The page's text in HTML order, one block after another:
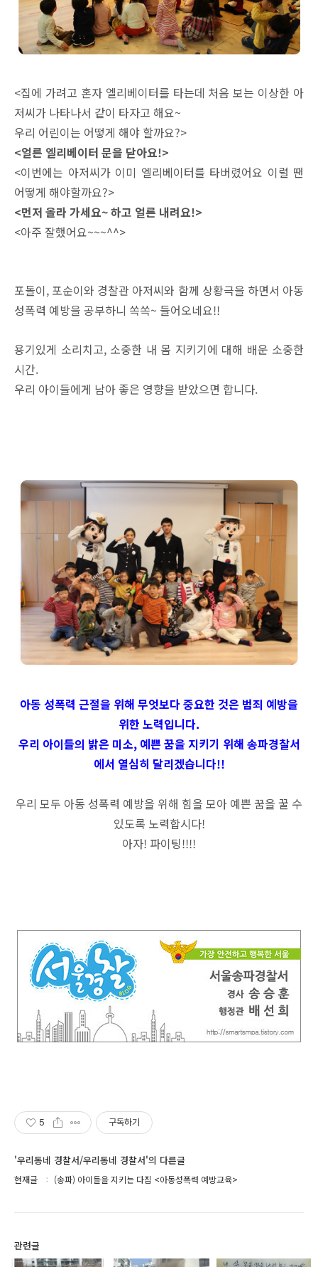
<집에 가려고 혼자 엘리베이터를 타는데 처음 보는 이상한 아
저씨가 나타나서 같이 타자고 해요~
우리 어린이는 어떻게 해야 할까요?>
<얼른 엘리베이터 문을 닫아요!>
<이번에는 아저씨가 이미 엘리베이터를 타버렸어요 이럴 땐
어떻게 해야할까요?>
<먼저 올라 가세요~ 하고 얼른 내려요!>
<아주 잘했어요~~~^^>
포돌이, 포순이와 경찰관 아저씨와 함께 상황극을 하면서 아동
성폭력 예방을 공부하니 쏙쏙~ 들어오네요!!
용기있게 소리치고, 소중한 내 몸 지키기에 대해 배운 소중한
시간.
우리 아이들에게 남아 좋은 영향을 받았으면 합니다.
아동 성폭력 근절을 위해 무엇보다 중요한 것은 범죄 예방을
위한 노력입니다.
우리 아이들의 밝은 미소, 예쁜 꿈을 지키기 위해 송파경찰서
에서 열심히 달리겠습니다!!
우리 모두 아동 성폭력 예방을 위해 힘을 모아 예쁜 꿈을 꿀 수
있도록 노력합시다!
아자! 파이팅!!!!
5 구독하기
'우리동네 경찰서/우리동네 경찰서'의 다른글
현재글 (송파) 아이들을 지키는 다짐 <아동성폭력 예방교육>
관련글